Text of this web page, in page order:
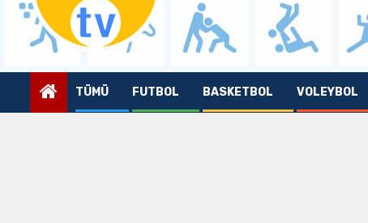
TÜMÜ FUTBOL BASKETBOL VOLEYBOL